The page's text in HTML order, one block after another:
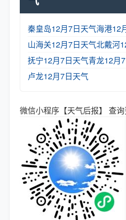
秦皇岛12月7日天气海港12
山海关12月7日天气北戴河
抚宁12月7日天气青龙12月
卢龙12月7日天气
微信小程序【天气后报】 查